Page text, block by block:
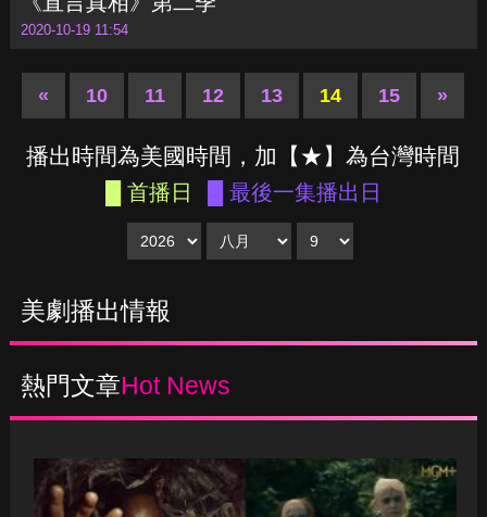
2020-10-19 11:54
« 10 11 12 13 14 15 »
播出時間為美國時間，加【★】為台灣時間
█ 首播日 █ 最後一集播出日
美劇播出情報
熱門文章Hot News